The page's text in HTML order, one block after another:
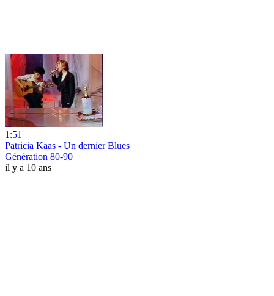
1:51
Patricia Kaas - Un dernier Blues
Génération 80-90
il y a 10 ans